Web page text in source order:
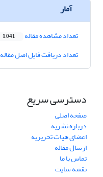
آمار
تعداد مشاهده مقاله 1,041
تعداد دریافت فایل اصل مقاله
دسترسی سریع
صفحه اصلی
درباره نشریه
اعضای هیات تحریریه
ارسال مقاله
تماس با ما
نقشه سایت